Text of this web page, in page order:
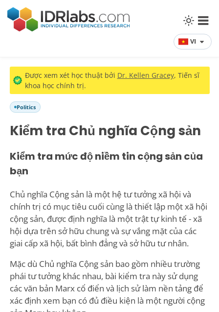
VI
Được xem xét học thuật bởi Dr. Kellen Gracey, Tiến sĩ
khoa học chính trị.
Politics
Kiểm tra Chủ nghĩa Cộng sản
Kiểm tra mức độ niềm tin cộng sản của
bạn
Chủ nghĩa Cộng sản là một hệ tư tưởng xã hội và
chính trị có mục tiêu cuối cùng là thiết lập một xã hội
cộng sản, được định nghĩa là một trật tự kinh tế - xã
hội dựa trên sở hữu chung và sự vắng mặt của các
giai cấp xã hội, bất bình đẳng và sở hữu tư nhân.
Mặc dù Chủ nghĩa Cộng sản bao gồm nhiều trường
phái tư tưởng khác nhau, bài kiểm tra này sử dụng
các văn bản Marx cổ điển và lịch sử làm nền tảng để
xác định xem bạn có đủ điều kiện là một người cộng